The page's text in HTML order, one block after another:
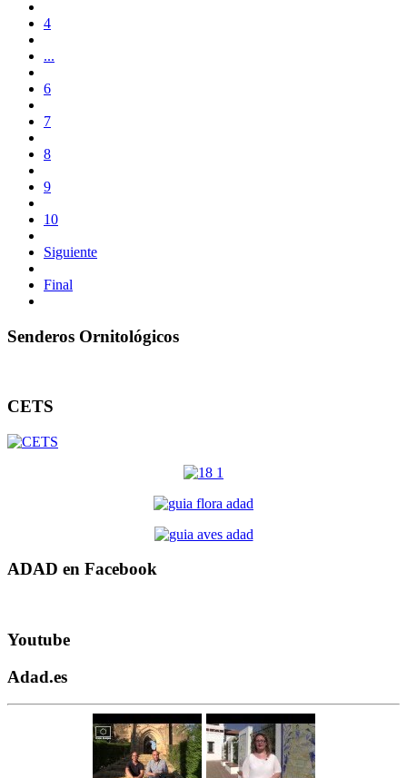
4
...
6
7
8
9
10
Siguiente
Final
Senderos Ornitológicos
CETS
ADAD en Facebook
Youtube
Adad.es